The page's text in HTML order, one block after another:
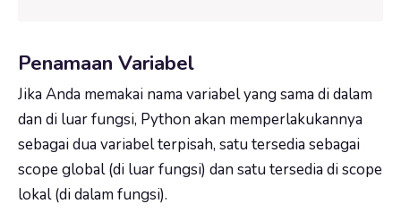
Penamaan Variabel
Jika Anda memakai nama variabel yang sama di dalam
dan di luar fungsi, Python akan memperlakukannya
sebagai dua variabel terpisah, satu tersedia sebagai
scope global (di luar fungsi) dan satu tersedia di scope
lokal (di dalam fungsi).